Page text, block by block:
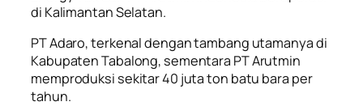
di Kalimantan Selatan.
PT Adaro, terkenal dengan tambang utamanya di
Kabupaten Tabalong, sementara PT Arutmin
memproduksi sekitar 40 juta ton batu bara per
tahun.